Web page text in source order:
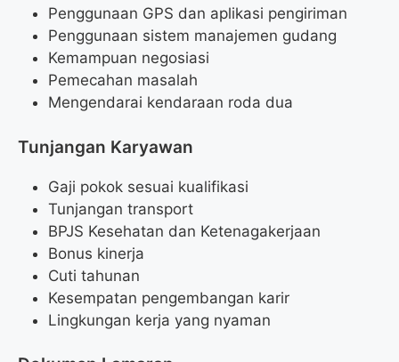
Penggunaan GPS dan aplikasi pengiriman
Penggunaan sistem manajemen gudang
Kemampuan negosiasi
Pemecahan masalah
Mengendarai kendaraan roda dua
Tunjangan Karyawan
Gaji pokok sesuai kualifikasi
Tunjangan transport
BPJS Kesehatan dan Ketenagakerjaan
Bonus kinerja
Cuti tahunan
Kesempatan pengembangan karir
Lingkungan kerja yang nyaman